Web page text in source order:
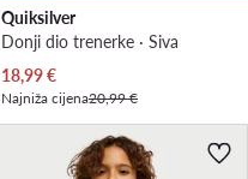
Quiksilver
Donji dio trenerke · Siva
Trenutna cijena
18,99€
Najniža cijena20,99 €